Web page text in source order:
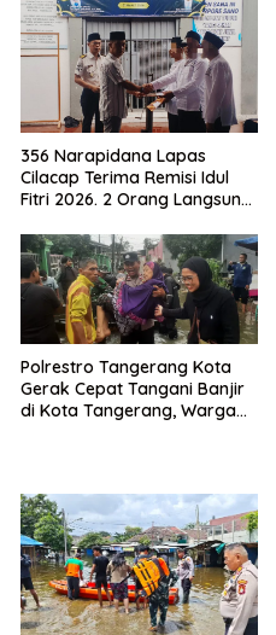
356 Narapidana Lapas
Cilacap Terima Remisi Idul
Fitri 2026. 2 Orang Langsung
Polrestro Tangerang Kota
Gerak Cepat Tangani Banjir
di Kota Tangerang, Warga